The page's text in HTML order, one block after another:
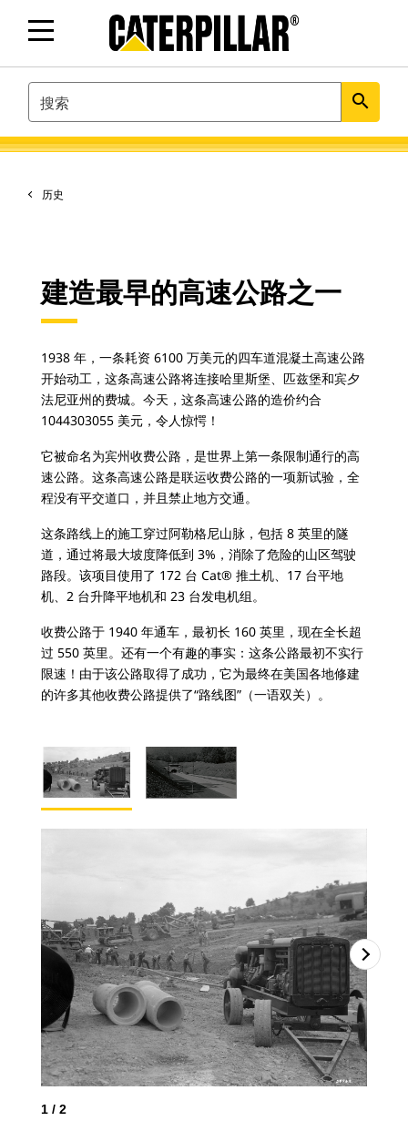
SEARCH search
历史
建造最早的高速公路之一
1938 年，一条耗资 6100 万美元的四车道混凝土高速公路
开始动工，这条高速公路将连接哈里斯堡、匹兹堡和宾夕
法尼亚州的费城。今天，这条高速公路的造价约合
1044303055 美元，令人惊愕！
它被命名为宾州收费公路，是世界上第一条限制通行的高
速公路。这条高速公路是联运收费公路的一项新试验，全
程没有平交道口，并且禁止地方交通。
这条路线上的施工穿过阿勒格尼山脉，包括 8 英里的隧
道，通过将最大坡度降低到 3%，消除了危险的山区驾驶
路段。该项目使用了 172 台 Cat® 推土机、17 台平地
机、2 台升降平地机和 23 台发电机组。
收费公路于 1940 年通车，最初长 160 英里，现在全长超
过 550 英里。还有一个有趣的事实：这条公路最初不实行
限速！由于该公路取得了成功，它为最终在美国各地修建
的许多其他收费公路提供了“路线图”（一语双关）。
1 / 2